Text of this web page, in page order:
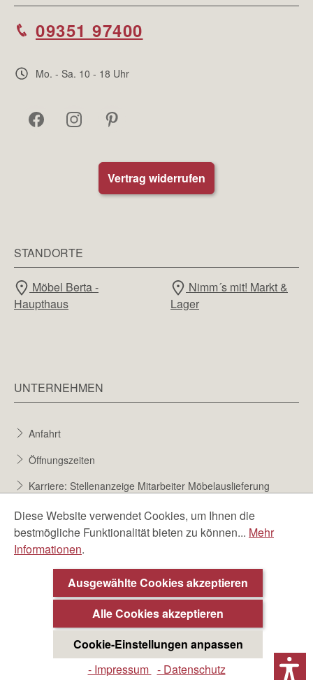
09351 97400
Mo. - Sa. 10 - 18 Uhr
Vertrag widerrufen
STANDORTE
Möbel Berta -
Haupthaus
Nimm´s mit! Markt &
Lager
UNTERNEHMEN
Anfahrt
Öffnungszeiten
Karriere: Stellenanzeige Mitarbeiter Möbelauslieferung
Karriere bei Möbel Berta
Bewerbungsformular
Diese Website verwendet Cookies, um Ihnen die
bestmögliche Funktionalität bieten zu können... Mehr
Informationen.
Ausgewählte Cookies akzeptieren
Alle Cookies akzeptieren
Cookie-Einstellungen anpassen
- Impressum - Datenschutz
Beratungstermin ❯